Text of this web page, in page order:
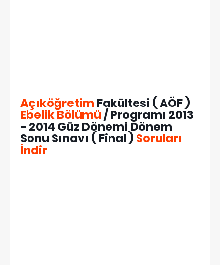
Açıköğretim Fakültesi ( AÖF )
Ebelik Bölümü/ Programı 2013
- 2014 Güz Dönemi Dönem
Sonu Sınavı ( Final ) Soruları
İndir